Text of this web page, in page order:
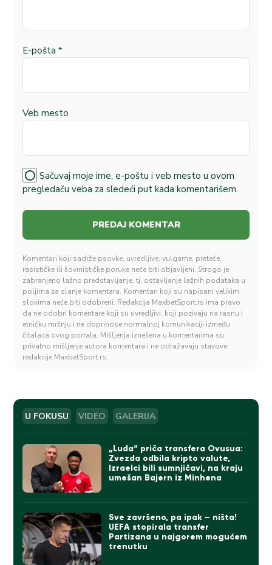
E-pošta *
Veb mesto
Sačuvaj moje ime, e-poštu i veb mesto u ovom
pregledaču veba za sledeći put kada komentarišem.
Komentari koji sadrže psovke, uvredljive, vulgarne, preteće,
rasističke ili šovinističke poruke neće biti objavljeni. Strogo je
zabranjeno lažno predstavljanje, tj. ostavljanje lažnih podataka u
poljima za slanje komentara. Komentari koji su napisani velikim
slovima neće biti odobreni. Redakcija MaxbetSport.rs ima pravo
da ne odobri komentare koji su uvredljivi, koji pozivaju na rasnu i
etničku mržnju i ne doprinose normalnoj komunikaciji između
čitalaca ovog portala. Mišljenja iznešena u komentarima su
privatno mišljenje autora komentara i ne odražavaju stavove
redakcije MaxbetSport.rs.
U FOKUSU VIDEO GALERIJA
„Luda“ priča transfera Ovusua:
Zvezda odbila kripto valute,
Izraelci bili sumnjičavi, na kraju
umešan Bajern iz Minhena
Sve završeno, pa ipak – ništa!
UEFA stopirala transfer
Partizana u najgorem mogućem
trenutku